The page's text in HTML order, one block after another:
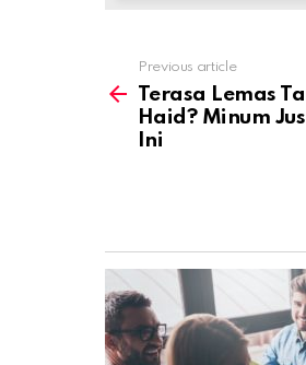
more
Previous article
Terasa Lemas
Haid? Minum
Ini